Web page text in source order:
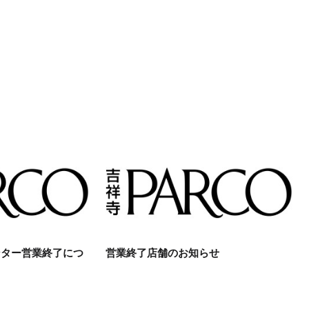
ー営業終了につ 営業終了店舗のお知らせ